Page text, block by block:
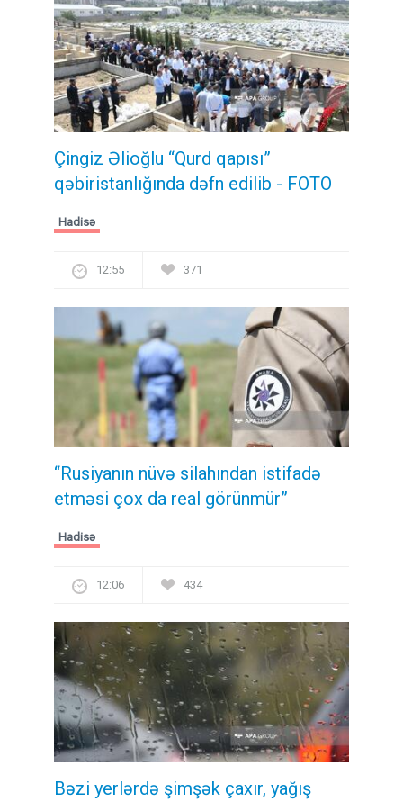
Çingiz Əlioğlu “Qurd qapısı”
qəbiristanlığında dəfn edilib - FOTO
Hadisə
12:55 371
“Rusiyanın nüvə silahından istifadə
etməsi çox da real görünmür”
Hadisə
12:06 434
Bəzi yerlərdə şimşək çaxır, yağış